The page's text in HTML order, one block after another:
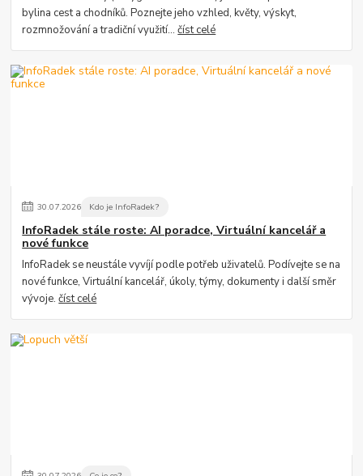
bylina cest a chodníků. Poznejte jeho vzhled, květy, výskyt,
rozmnožování a tradiční využití...číst celé
30.07.2026 Kdo je InfoRadek?
InfoRadek stále roste: AI poradce, Virtuální kancelář a
nové funkce
InfoRadek se neustále vyvíjí podle potřeb uživatelů. Podívejte se na
nové funkce, Virtuální kancelář, úkoly, týmy, dokumenty i další směr
vývoje.číst celé